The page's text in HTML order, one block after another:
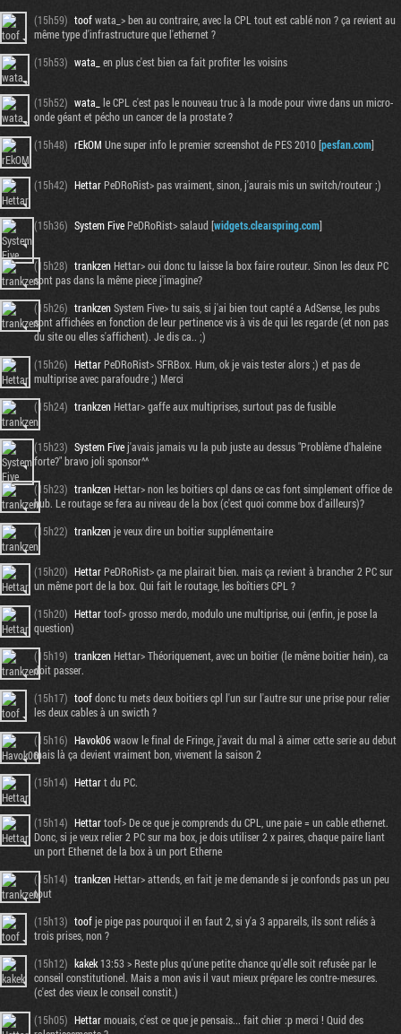
(15h59) toofwata_> ben au contraire, avec la CPL tout est cablé non ? ça revient au
même type d'infrastructure que l'ethernet ?
(15h53) wata_ en plus c'est bien ca fait profiter les voisins
(15h52) wata_ le CPL c'est pas le nouveau truc à la mode pour vivre dans un micro-
onde géant et pécho un cancer de la prostate ?
(15h48) rEkOM Une super info le premier screenshot de PES 2010 [pesfan.com]
(15h42) HettarPeDRoRist> pas vraiment, sinon, j'aurais mis un switch/routeur ;)
(15h36) System FivePeDRoRist> salaud [widgets.clearspring.com]
(15h28) trankzenHettar> oui donc tu laisse la box faire routeur. Sinon les deux PC
sont pas dans la même piece j'imagine?
(15h26) trankzenSystem Five> tu sais, si j'ai bien tout capté a AdSense, les pubs
sont affichées en fonction de leur pertinence vis à vis de qui les regarde (et non pas
du site ou elles s'affichent). Je dis ca.. ;)
(15h26) HettarPeDRoRist> SFRBox. Hum, ok je vais tester alors ;) et pas de
multiprise avec parafoudre ;) Merci
(15h24) trankzenHettar> gaffe aux multiprises, surtout pas de fusible
(15h23) System Fivej'avais jamais vu la pub juste au dessus "Problème d'haleine
forte?" bravo joli sponsor^^
(15h23) trankzenHettar> non les boitiers cpl dans ce cas font simplement office de
hub. Le routage se fera au niveau de la box (c'est quoi comme box d'ailleurs)?
(15h22) trankzenje veux dire un boitier supplémentaire
(15h20) HettarPeDRoRist> ça me plairait bien. mais ça revient à brancher 2 PC sur
un même port de la box. Qui fait le routage, les boîtiers CPL ?
(15h20) Hettartoof> grosso merdo, modulo une multiprise, oui (enfin, je pose la
question)
(15h19) trankzenHettar> Théoriquement, avec un boitier (le même boitier hein), ca
doit passer.
(15h17) toofdonc tu mets deux boitiers cpl l'un sur l'autre sur une prise pour relier
les deux cables à un swicth ?
(15h16) Havok06waow le final de Fringe, j'avait du mal à aimer cette serie au debut
mais là ça devient vraiment bon, vivement la saison 2
(15h14) Hettart du PC.
(15h14) Hettartoof> De ce que je comprends du CPL, une paie = un cable ethernet.
Donc, si je veux relier 2 PC sur ma box, je dois utiliser 2 x paires, chaque paire liant
un port Ethernet de la box à un port Etherne
(15h14) trankzenHettar> attends, en fait je me demande si je confonds pas un peu
tout
(15h13) toofje pige pas pourquoi il en faut 2, si y'a 3 appareils, ils sont reliés à
trois prises, non ?
(15h12) kakek13:53 > Reste plus qu'une petite chance qu'elle soit refusée par le
conseil constitutionel. Mais a mon avis il vaut mieux prépare les contre-mesures.
(c'est des vieux le conseil constit.)
(15h05) Hettarmouais, c'est ce que je pensais... fait chier :p merci ! Quid des